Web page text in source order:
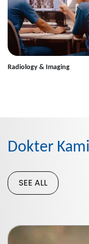
Radiology & Imaging
Dokter Kami
SEE ALL